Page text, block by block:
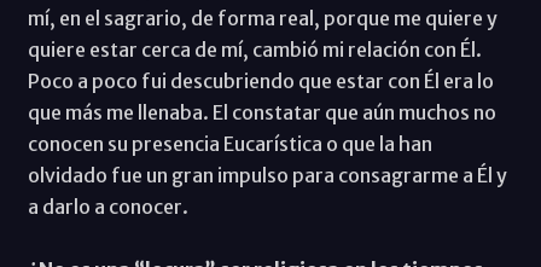
mí, en el sagrario, de forma real, porque me quiere y
quiere estar cerca de mí, cambió mi relación con Él.
Poco a poco fui descubriendo que estar con Él era lo
que más me llenaba. El constatar que aún muchos no
conocen su presencia Eucarística o que la han
olvidado fue un gran impulso para consagrarme a Él y
a darlo a conocer.